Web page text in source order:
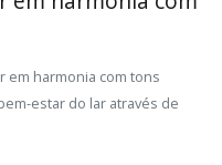
em harmonia com tons
estar do lar através de